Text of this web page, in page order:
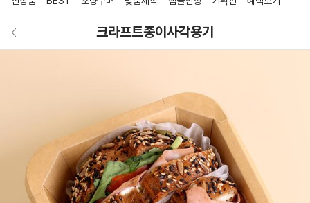
크라프트종이사각용기